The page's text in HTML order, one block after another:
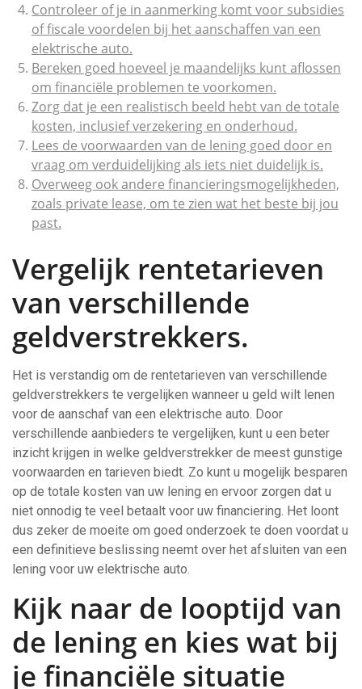
Controleer of je in aanmerking komt voor subsidies
of fiscale voordelen bij het aanschaffen van een
elektrische auto.
Bereken goed hoeveel je maandelijks kunt aflossen
om financiële problemen te voorkomen.
Zorg dat je een realistisch beeld hebt van de totale
kosten, inclusief verzekering en onderhoud.
Lees de voorwaarden van de lening goed door en
vraag om verduidelijking als iets niet duidelijk is.
Overweeg ook andere financieringsmogelijkheden,
zoals private lease, om te zien wat het beste bij jou
past.
Vergelijk rentetarieven
van verschillende
geldverstrekkers.
Het is verstandig om de rentetarieven van verschillende
geldverstrekkers te vergelijken wanneer u geld wilt lenen
voor de aanschaf van een elektrische auto. Door
verschillende aanbieders te vergelijken, kunt u een beter
inzicht krijgen in welke geldverstrekker de meest gunstige
voorwaarden en tarieven biedt. Zo kunt u mogelijk besparen
op de totale kosten van uw lening en ervoor zorgen dat u
niet onnodig te veel betaalt voor uw financiering. Het loont
dus zeker de moeite om goed onderzoek te doen voordat u
een definitieve beslissing neemt over het afsluiten van een
lening voor uw elektrische auto.
Kijk naar de looptijd van
de lening en kies wat bij
je financiële situatie